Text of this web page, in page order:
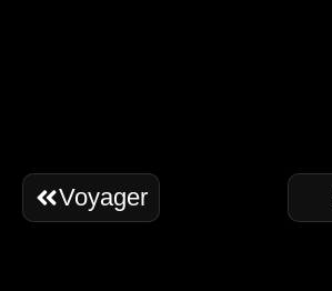
Voyager